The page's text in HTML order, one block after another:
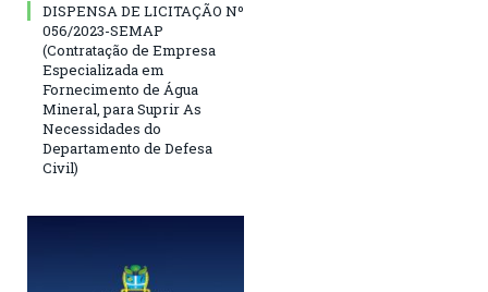
DISPENSA DE LICITAÇÃO Nº
056/2023-SEMAP
(Contratação de Empresa
Especializada em
Fornecimento de Água
Mineral, para Suprir As
Necessidades do
Departamento de Defesa
Civil)